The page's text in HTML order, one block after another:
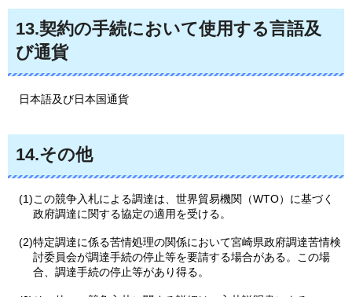
13.契約の手続において使用する言語及
び通貨
日本語及び日本国通貨
14.その他
(1)この競争入札による調達は、世界貿易機関（WTO）に基づく
政府調達に関する協定の適用を受ける。
(2)特定調達に係る苦情処理の関係において宮崎県政府調達苦情検
討委員会が調達手続の停止等を要請する場合がある。この場
合、調達手続の停止等があり得る。